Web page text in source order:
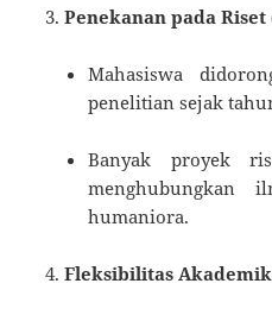
Penekanan pada
Mahasiswa
penelitian sejak
Banyak proyek
menghubungkan
humaniora.
Fleksibilitas Akademik